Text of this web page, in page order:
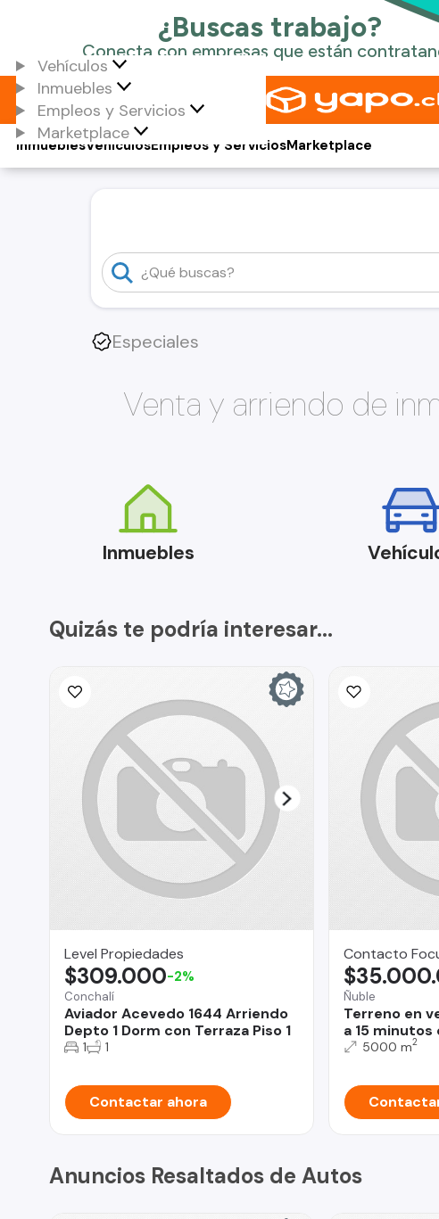
Vehículos
Inmuebles
Empleos y Servicios
Marketplace
Vehículos
Inmuebles Empleos y ServiciosMarketplace
Especiales
Venta y arriendo de
Inmuebles
Quizás te podría interesar...
Level Propiedades
Conchalí
Aviador Acevedo 1644 Arriendo
Depto 1 Dorm con Terraza Piso 1
$309.000-2%
1 1
Contactar ahora
Contacto
Ñuble
Terreno en
a 15 minutos
5000 m2
Anuncios Resaltados de Autos